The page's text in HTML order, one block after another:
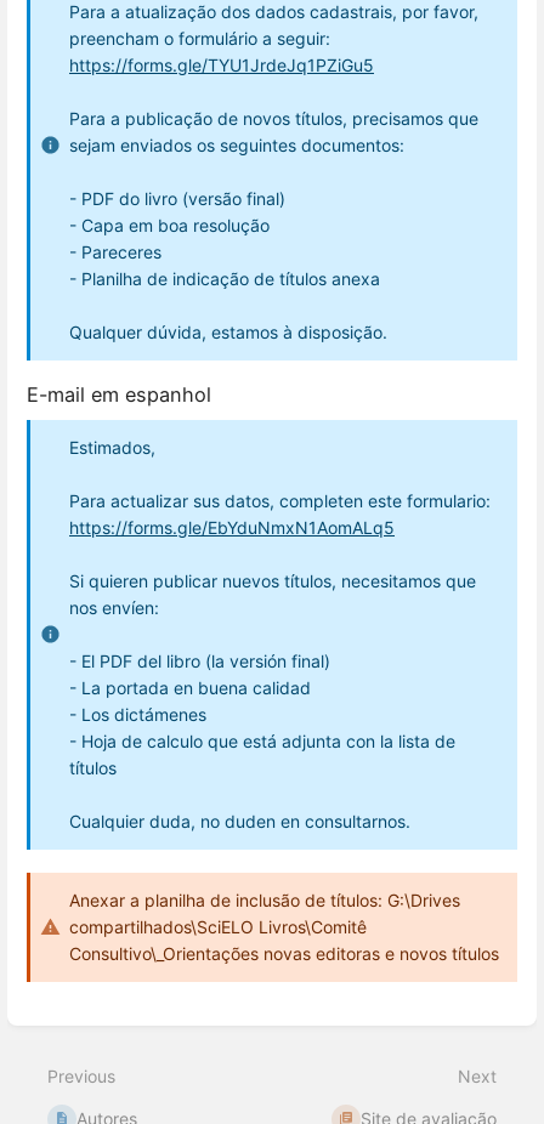
Para a atualização dos dados cadastrais, por favor,
preencham o formulário a seguir:
https://forms.gle/TYU1JrdeJq1PZiGu5
Para a publicação de novos títulos, precisamos que
sejam enviados os seguintes documentos:
- PDF do livro (versão final)
- Capa em boa resolução
- Pareceres
- Planilha de indicação de títulos anexa
Qualquer dúvida, estamos à disposição.
E-mail em espanhol
Estimados,
Para actualizar sus datos, completen este formulario:
https://forms.gle/EbYduNmxN1AomALq5
Si quieren publicar nuevos títulos, necesitamos que
nos envíen:
- El PDF del libro (la versión final)
- La portada en buena calidad
- Los dictámenes
- Hoja de calculo que está adjunta con la lista de
títulos
Cualquier duda, no duden en consultarnos.
Anexar a planilha de inclusão de títulos: G:\Drives
compartilhados\SciELO Livros\Comitê
Consultivo\_Orientações novas editoras e novos títulos
mode
Previous
Autores
Next
Site de avaliação